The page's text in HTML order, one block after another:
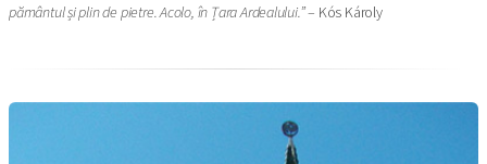
pământul și plin de pietre. Acolo, în Țara Ardealului.”– Kós Károly